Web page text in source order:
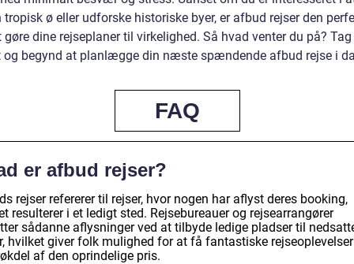
tropisk ø eller udforske historiske byer, er afbud rejser den
gøre dine rejseplaner til virkelighed. Så hvad venter du på? Tag
og begynd at planlægge din næste spændende afbud rejse i
FAQ
er afbud rejser?
rejser refererer til rejser, hvor nogen har aflyst deres booking,
resulterer i et ledigt sted. Rejsebureauer og rejsearrangører
sådanne aflysninger ved at tilbyde ledige pladser til
hvilket giver folk mulighed for at få fantastiske
af den oprindelige pris.